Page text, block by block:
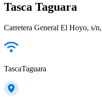
Tasca Taguara
Carretera General El Hoyo, s/
TascaTaguara